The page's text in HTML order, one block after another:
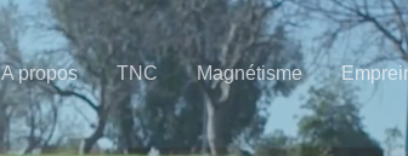
A propos TNC Magnétisme